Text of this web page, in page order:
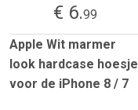
€ 6.99
Apple Wit marmer
look hardcase hoesje
voor de iPhone 8 / 7